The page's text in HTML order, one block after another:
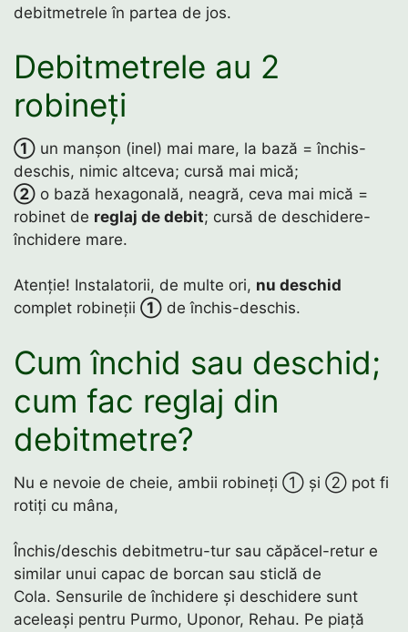
debitmetrele în partea de jos.
Debitmetrele au 2
robineți
① un manșon (inel) mai mare, la bază = închis-
deschis, nimic altceva; cursă mai mică;
② o bază hexagonală, neagră, ceva mai mică =
robinet de reglaj de debit; cursă de deschidere-
închidere mare.
Atenție! Instalatorii, de multe ori, nu deschid
complet robineții ① de închis-deschis.
Cum închid sau deschid;
cum fac reglaj din
debitmetre?
Nu e nevoie de cheie, ambii robineți ① și ② pot fi
rotiți cu mâna,
Închis/deschis debitmetru-tur sau căpăcel-retur e
similar unui capac de borcan sau sticlă de
Cola. Sensurile de închidere și deschidere sunt
aceleași pentru Purmo, Uponor, Rehau. Pe piață